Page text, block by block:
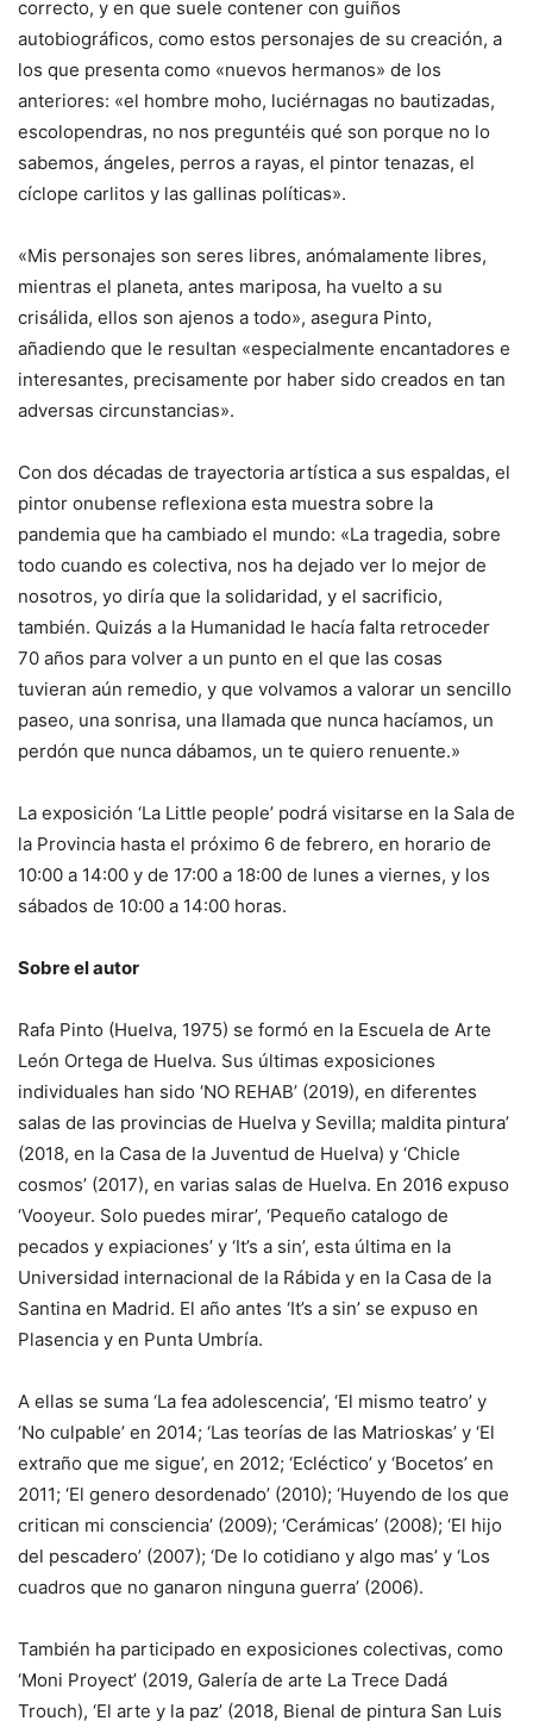
correcto, y en que suele contener con guiños
autobiográficos, como estos personajes de su creación, a
los que presenta como «nuevos hermanos» de los
anteriores: «el hombre moho, luciérnagas no bautizadas,
escolopendras, no nos preguntéis qué son porque no lo
sabemos, ángeles, perros a rayas, el pintor tenazas, el
cíclope carlitos y las gallinas políticas».
«Mis personajes son seres libres, anómalamente libres,
mientras el planeta, antes mariposa, ha vuelto a su
crisálida, ellos son ajenos a todo», asegura Pinto,
añadiendo que le resultan «especialmente encantadores e
interesantes, precisamente por haber sido creados en tan
adversas circunstancias».
Con dos décadas de trayectoria artística a sus espaldas, el
pintor onubense reflexiona esta muestra sobre la
pandemia que ha cambiado el mundo: «La tragedia, sobre
todo cuando es colectiva, nos ha dejado ver lo mejor de
nosotros, yo diría que la solidaridad, y el sacrificio,
también. Quizás a la Humanidad le hacía falta retroceder
70 años para volver a un punto en el que las cosas
tuvieran aún remedio, y que volvamos a valorar un sencillo
paseo, una sonrisa, una llamada que nunca hacíamos, un
perdón que nunca dábamos, un te quiero renuente.»
La exposición ‘La Little people’ podrá visitarse en la Sala de
la Provincia hasta el próximo 6 de febrero, en horario de
10:00 a 14:00 y de 17:00 a 18:00 de lunes a viernes, y los
sábados de 10:00 a 14:00 horas.
Sobre el autor
Rafa Pinto (Huelva, 1975) se formó en la Escuela de Arte
León Ortega de Huelva. Sus últimas exposiciones
individuales han sido ‘NO REHAB’ (2019), en diferentes
salas de las provincias de Huelva y Sevilla; maldita pintura’
(2018, en la Casa de la Juventud de Huelva) y ‘Chicle
cosmos’ (2017), en varias salas de Huelva. En 2016 expuso
‘Vooyeur. Solo puedes mirar’, ‘Pequeño catalogo de
pecados y expiaciones’ y ‘It’s a sin’, esta última en la
Universidad internacional de la Rábida y en la Casa de la
Santina en Madrid. El año antes ‘It’s a sin’ se expuso en
Plasencia y en Punta Umbría.
A ellas se suma ‘La fea adolescencia’, ‘El mismo teatro’ y
‘No culpable’ en 2014; ‘Las teorías de las Matrioskas’ y ‘El
extraño que me sigue’, en 2012; ‘Ecléctico’ y ‘Bocetos’ en
2011; ‘El genero desordenado’ (2010); ‘Huyendo de los que
critican mi consciencia’ (2009); ‘Cerámicas’ (2008); ‘El hijo
del pescadero’ (2007); ‘De lo cotidiano y algo mas’ y ‘Los
cuadros que no ganaron ninguna guerra’ (2006).
También ha participado en exposiciones colectivas, como
‘Moni Proyect’ (2019, Galería de arte La Trece Dadá
Trouch), ‘El arte y la paz’ (2018, Bienal de pintura San Luis